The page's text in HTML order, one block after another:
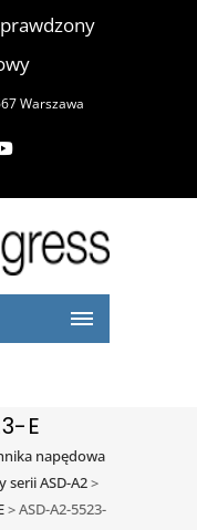
Warszawa
E
napędowa
serii ASD-A2>
>ASD-A2-5523-